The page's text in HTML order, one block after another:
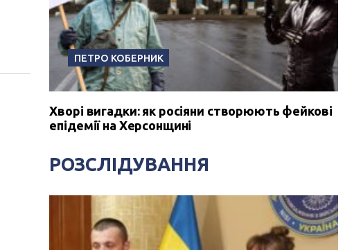
ПЕТРО КОБЕРНИК
Хворі вигадки: як росіяни створюють фейкові
епідемії на Херсонщині
РОЗСЛІДУВАННЯ